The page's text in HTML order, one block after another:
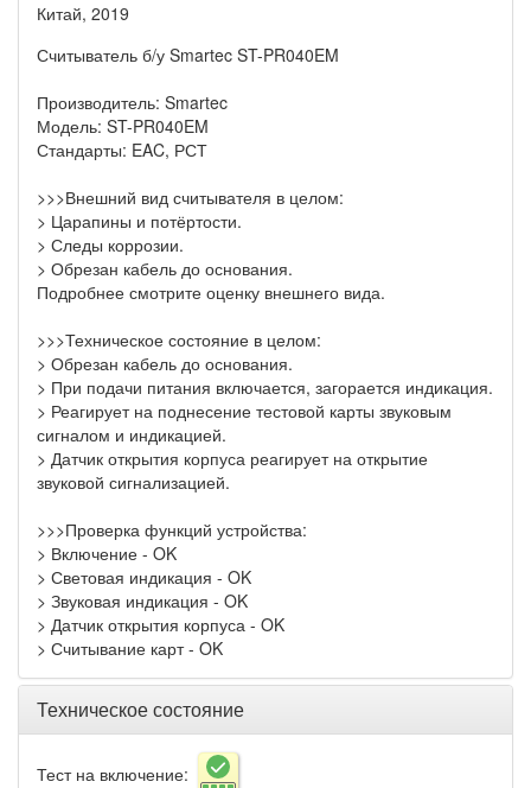
Китай, 2019
Считыватель б/у Smartec ST-PR040EM
Производитель: Smartec
Модель: ST-PR040EM
Стандарты: EAC, РСТ
>>>Внешний вид считывателя в целом:
> Царапины и потёртости.
> Следы коррозии.
> Обрезан кабель до основания.
Подробнее смотрите оценку внешнего вида.
>>>Техническое состояние в целом:
> Обрезан кабель до основания.
> При подачи питания включается, загорается индикация.
> Реагирует на поднесение тестовой карты звуковым
сигналом и индикацией.
> Датчик открытия корпуса реагирует на открытие
звуковой сигнализацией.
>>>Проверка функций устройства:
> Включение - OK
> Световая индикация - OK
> Звуковая индикация - OK
> Датчик открытия корпуса - OK
> Считывание карт - OK
Техническое состояние
Тест на включение: